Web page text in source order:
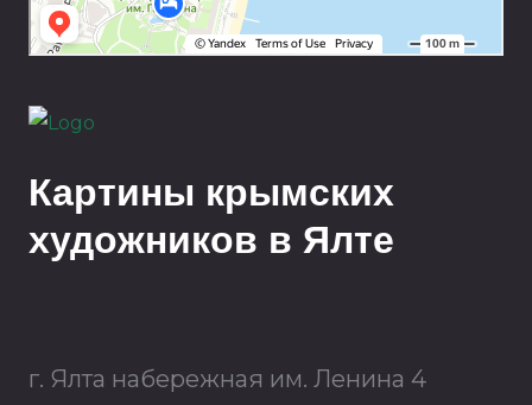
Картины крымских
художников в Ялте
г. Ялта набережная им. Ленина 4